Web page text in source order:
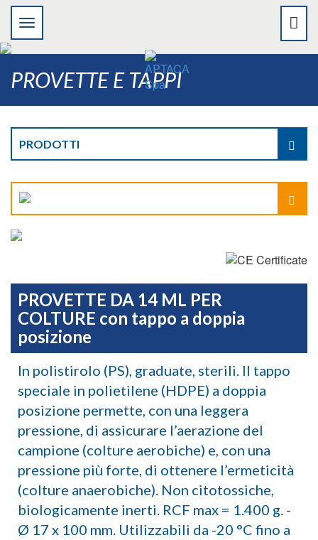
PROVETTE E TAPPI
PRODOTTI
PROVETTE DA 14 ML PER
COLTURE con tappo a doppia
posizione
In polistirolo (PS), graduate, sterili. Il tappo
speciale in polietilene (HDPE) a doppia
posizione permette, con una leggera
pressione, di assicurare l’aerazione del
campione (colture aerobiche) e, con una
pressione più forte, di ottenere l’ermeticità
(colture anaerobiche). Non citotossiche,
biologicamente inerti. RCF max = 1.400 g. -
Ø 17 x 100 mm. Utilizzabili da -20 °C fino a